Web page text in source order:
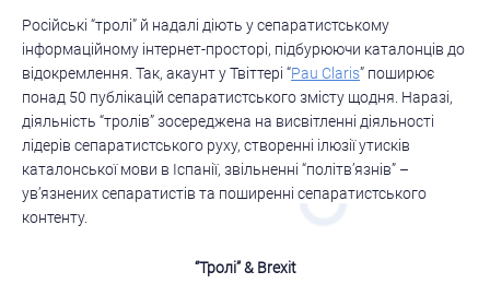
Російські “тролі” й надалі діють у сепаратистському
інформаційному інтернет-просторі, підбурюючи каталонців до
відокремлення. Так, акаунт у Твіттері “Pau Claris” поширює
понад 50 публікацій сепаратистського змісту щодня. Наразі,
діяльність “тролів” зосереджена на висвітленні діяльності
лідерів сепаратистського руху, створенні ілюзії утисків
каталонської мови в Іспанії, звільненні “політв’язнів” –
ув’язнених сепаратистів та поширенні сепаратистського
контенту.
“Тролі” & Brexit